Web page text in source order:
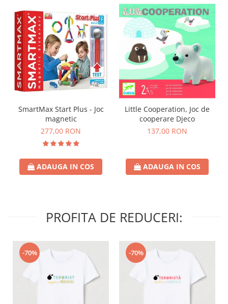
SmartMax Start Plus - Joc
magnetic
277,00 RON
ADAUGA IN COS
Little Cooperation, Joc de
cooperare Djeco
137,00 RON
ADAUGA IN COS
PROFITA DE REDUCERI:
-70% -70%